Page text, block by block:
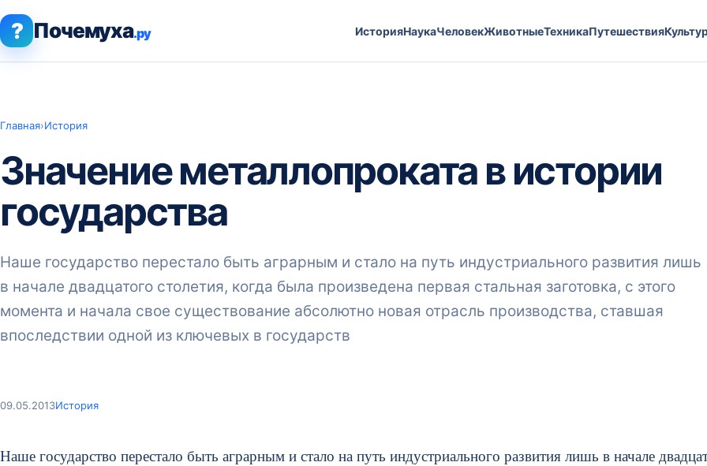
? Почемуха.ру ИсторияНаукаЧеловекЖивотныеТехникаПутешествия
Главная›История
Значение металлопроката в истории
государства
Наше государство перестало быть аграрным и стало на путь индустриального развития лишь
в начале двадцатого столетия, когда была произведена первая стальная заготовка, с этого
момента и начала свое существование абсолютно новая отрасль производства, ставшая
впоследствии одной из ключевых в государств
09.05.2013История
Наше государство перестало быть аграрным и стало на путь индустриального развития лишь в начале